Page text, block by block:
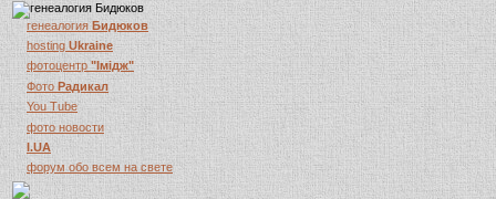
генеалогияБидюков
hosting Ukraine
фотоцентр "Імідж"
Фото Радикал
You Tube
фото новости
I.UA
форум обо всем на свете